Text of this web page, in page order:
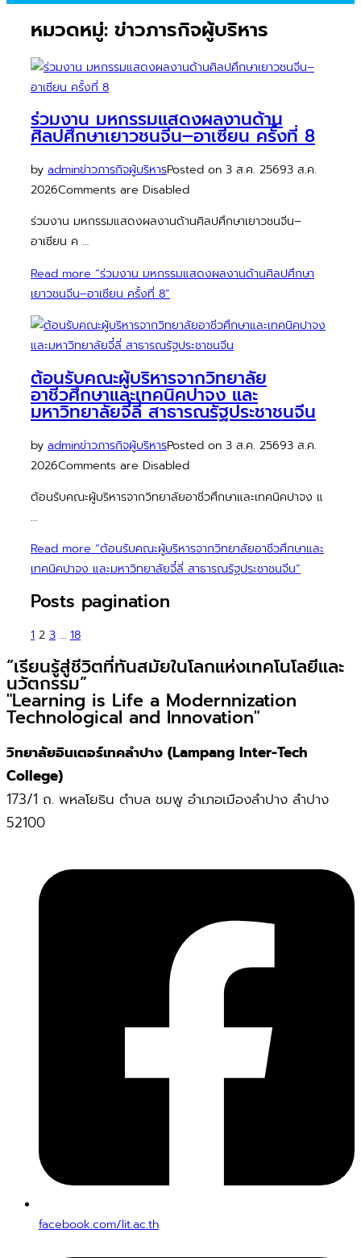
หมวดหมู่: ข่าวภารกิจผู้บริหาร
ร่วมงาน มหกรรมแสดงผลงานด้าน
ศิลปศึกษาเยาวชนจีน–อาเซียน ครั้งที่ 8
by adminข่าวภารกิจผู้บริหารPosted on 3 ส.ค. 25693 ส.ค.
2026Comments are Disabled
ร่วมงาน มหกรรมแสดงผลงานด้านศิลปศึกษาเยาวชนจีน–
อาเซียน ค …
Read more “ร่วมงาน มหกรรมแสดงผลงานด้านศิลปศึกษา
เยาวชนจีน–อาเซียน ครั้งที่ 8”
ต้อนรับคณะผู้บริหารจากวิทยาลัย
อาชีวศึกษาและเทคนิคปาจง และ
มหาวิทยาลัยจี๋ลี่ สาธารณรัฐประชาชนจีน
by adminข่าวภารกิจผู้บริหารPosted on 3 ส.ค. 25693 ส.ค.
2026Comments are Disabled
ต้อนรับคณะผู้บริหารจากวิทยาลัยอาชีวศึกษาและเทคนิคปาจง แ
…
Read more “ต้อนรับคณะผู้บริหารจากวิทยาลัยอาชีวศึกษาและ
เทคนิคปาจง และมหาวิทยาลัยจี๋ลี่ สาธารณรัฐประชาชนจีน”
Posts pagination
1 2 3 … 18
“เรียนรู้สู่ชีวิตที่ทันสมัยในโลกแห่งเทคโนโลยีและ
นวัตกรรม”
"Learning is Life a Modernnization
Technological and Innovation"
วิทยาลัยอินเตอร์เทคลำปาง (Lampang Inter-Tech
College)
173/1 ถ. พหลโยธิน ตำบล ชมพู อำเภอเมืองลำปาง ลำปาง
52100
facebook.com/lit.ac.th